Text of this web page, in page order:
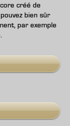
créé de
bien sûr
par exemple